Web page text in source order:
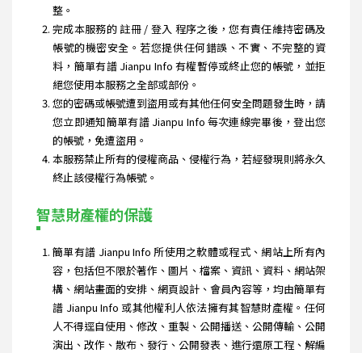
整。
完成本服務的 註冊 / 登入 程序之後，您有責任維持密碼及
帳號的機密安全。若您提供任何錯誤、不實、不完整的資
料，簡單有譜 Jianpu Info 有權暫停或終止您的帳號，並拒
絕您使用本服務之全部或部份。
您的密碼或帳號遭到盜用或有其他任何安全問題發生時，請
您立即通知簡單有譜 Jianpu Info 每次連線完畢後，登出您
的帳號，免遭盜用。
本服務禁止所有的侵權商品、侵權行為，若經發現則將永久
終止該侵權行為帳號。
智慧財產權的保護
簡單有譜 Jianpu Info 所使用之軟體或程式、網站上所有內
容，包括但不限於著作、圖片、檔案、資訊、資料、網站架
構、網站畫面的安排、網頁設計、會員內容等，均由簡單有
譜 Jianpu Info 或其他權利人依法擁有其智慧財產權。任何
人不得逕自使用、修改、重製、公開播送、公開傳輸、公開
演出、改作、散布、發行、公開發表、進行還原工程、解編